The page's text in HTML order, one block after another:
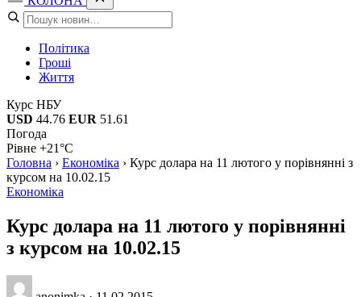
Політика
Гроші
Життя
Курс НБУ
USD 44.76 EUR 51.61
Погода
Рівне +21°C
Головна › Економіка › Курс долара на 11 лютого у порівнянні з
курсом на 10.02.15
Економіка
Курс долара на 11 лютого у порівнянні
з курсом на 10.02.15